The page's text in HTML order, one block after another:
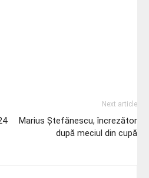
Next article
Marius Ștefănescu, încrezător
după meciul din cupă